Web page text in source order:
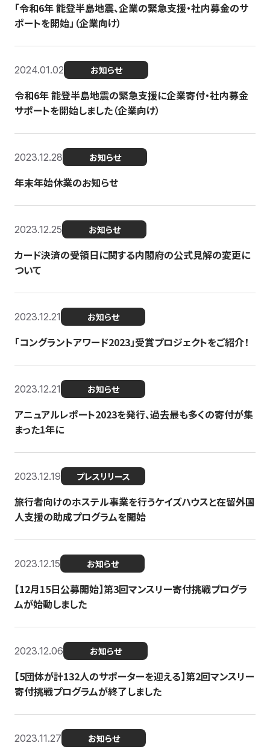
「令和6年 能登半島地震、企業の緊急支援・社内募金のサ
ポートを開始」（企業向け）
2024.01.02 お知らせ
令和6年 能登半島地震の緊急支援に企業寄付・社内募金
サポートを開始しました（企業向け）
2023.12.28 お知らせ
年末年始休業のお知らせ
2023.12.25 お知らせ
カード決済の受領日に関する内閣府の公式見解の変更に
ついて
2023.12.21 お知らせ
「コングラントアワード2023」受賞プロジェクトをご紹介！
2023.12.21 お知らせ
アニュアルレポート2023を発行、過去最も多くの寄付が集
まった1年に
2023.12.19 プレスリリース
旅行者向けのホステル事業を行うケイズハウスと在留外国
人支援の助成プログラムを開始
2023.12.15 お知らせ
【12月15日公募開始】第3回マンスリー寄付挑戦プログラ
ムが始動しました
2023.12.06 お知らせ
【5団体が計132人のサポーターを迎える】第2回マンスリー
寄付挑戦プログラムが終了しました
2023.11.27 お知らせ